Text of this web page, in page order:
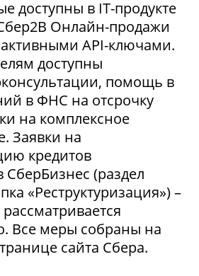
доступны в IT-продукте
Онлайн-продажи
активными API-ключами.
доступны
помощь в
в ФНС на отсрочку
на комплексное
Заявки на
кредитов
(раздел
«Реструктуризация») –
Все меры собраны на
сайта Сбера.